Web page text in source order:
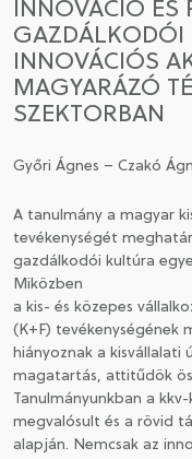
NYELVVÁLASZTÁS
TAGSÁGOMAT
INNOVÁCIÓ ÉS
GAZDÁLKODÓI
INNOVÁCIÓS
MAGYARÁZÓ
SZEKTORBAN
Győri Ágnes – Czakó
A tanulmány a magyar
tevékenységét
gazdálkodói kultúra
Miközben
a kis- és közepes
(K+F) tevékenységének
hiányoznak a kisvállalati
magatartás, attitűdök
Tanulmányunkban a
megvalósult és a rövid
alapján. Nemcsak az